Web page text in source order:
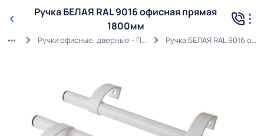
Ручка БЕЛАЯ RAL 9016 офисная прямая
1800мм
Ручки офисные, дверные - Прямые (штанга - круглая) Ручка БЕЛАЯ RAL 9016 офисная прямая 1800мм